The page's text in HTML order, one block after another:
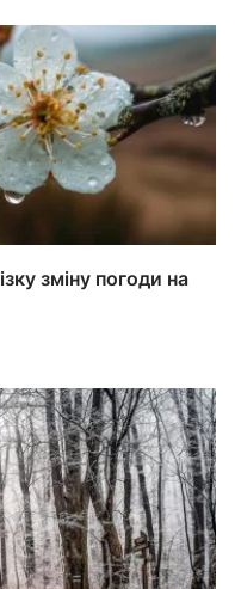
зміну погоди на